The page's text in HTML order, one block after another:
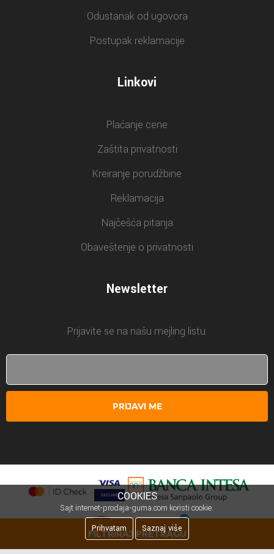
FILTRIRAJ PRETRAGU
Odustanak od ugovora
Postupak reklamacije
Linkovi
Plaćanje cene
Zaštita privatnosti
Kreiranje porudžbine
Reklamacija
Najčešća pitanja
Obaveštenje o privatnosti
Newsletter
Prijavite se na našu mejling listu.
PRIJAVI ME
COOKIES
Sajt internet-prodaja-guma.com koristi cookie.
Prihvatam
Saznaj više